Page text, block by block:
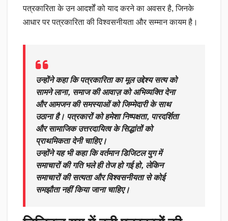
पत्रकारिता के उन आदर्शों को याद करने का अवसर है, जिनके
आधार पर पत्रकारिता की विश्वसनीयता और सम्मान कायम है।
उन्होंने कहा कि पत्रकारिता का मूल उद्देश्य सत्य को
सामने लाना, समाज की आवाज़ को अभिव्यक्ति देना
और आमजन की समस्याओं को जिम्मेदारी के साथ
उठाना है। पत्रकारों को हमेशा निष्पक्षता, पारदर्शिता
और सामाजिक उत्तरदायित्व के सिद्धांतों को
प्राथमिकता देनी चाहिए।
उन्होंने यह भी कहा कि वर्तमान डिजिटल युग में
समाचारों की गति भले ही तेज हो गई हो, लेकिन
समाचारों की सत्यता और विश्वसनीयता से कोई
समझौता नहीं किया जाना चाहिए।